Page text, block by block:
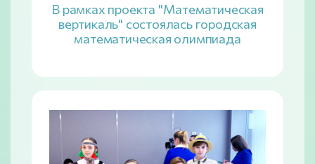
В рамках проекта "Математическая
вертикаль" состоялась городская
математическая олимпиада